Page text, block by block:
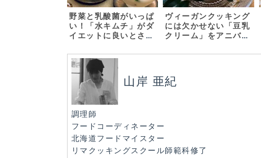
野菜と乳酸菌がいっぱ
い！「水キムチ」がダ
イエットに良いとされ
ムチの素と二種類の水
キムチ～
ヴィーガンクッキング
には欠かせない「豆乳
クリーム」をアニバー
陽シェフに教えてもら
山岸 亜紀
調理師
フードコーディネーター
北海道フードマイスター
リマクッキングスクール師範科修了